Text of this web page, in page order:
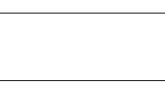
of Bosnia and